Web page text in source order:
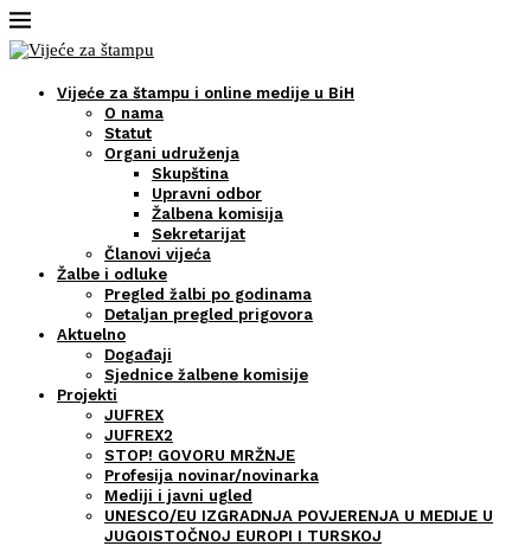
Vijeće za štampu i online medije u BiH
O nama
Statut
Organi udruženja
Skupština
Upravni odbor
Žalbena komisija
Sekretarijat
Članovi vijeća
Žalbe i odluke
Pregled žalbi po godinama
Detaljan pregled prigovora
Aktuelno
Događaji
Sjednice žalbene komisije
Projekti
JUFREX
JUFREX2
STOP! GOVORU MRŽNJE
Profesija novinar/novinarka
Mediji i javni ugled
UNESCO/EU IZGRADNJA POVJERENJA U MEDIJE U
JUGOISTOČNOJ EUROPI I TURSKOJ